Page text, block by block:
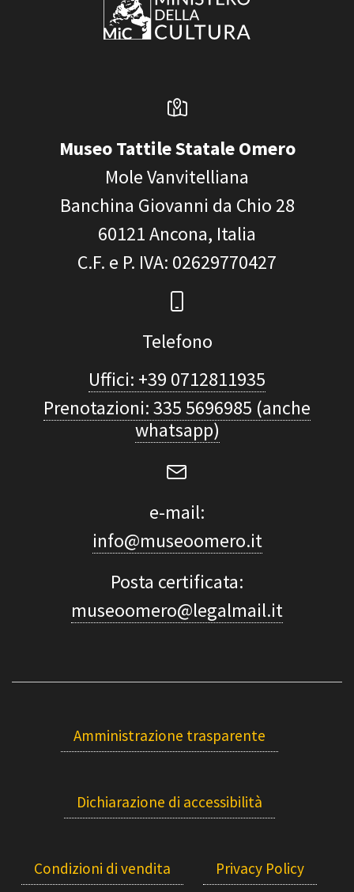
Museo Tattile Statale Omero
Mole Vanvitelliana
Banchina Giovanni da Chio 28
60121Ancona, Italia
C.F. e P. IVA: 02629770427
Telefono
Uffici: +39 0712811935
Prenotazioni: 335 5696985 (anche
whatsapp)
e-mail:
info@museoomero.it
Posta certificata:
museoomero@legalmail.it
Amministrazione trasparente
Dichiarazione di accessibilità
Condizioni di vendita Privacy Policy